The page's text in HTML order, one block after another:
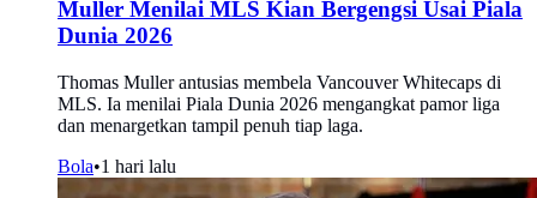
Muller Menilai MLS Kian Bergengsi Usai Piala
Dunia 2026
Thomas Muller antusias membela Vancouver Whitecaps di
MLS. Ia menilai Piala Dunia 2026 mengangkat pamor liga
dan menargetkan tampil penuh tiap laga.
Bola•1 hari lalu